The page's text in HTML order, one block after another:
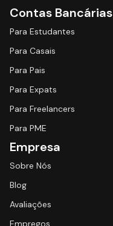
Contas Bancárias
Para Estudantes
Para Casais
Para Pais
Para Expats
Para Freelancers
Para PME
Empresa
Sobre Nós
Blog
Avaliações
Empregos